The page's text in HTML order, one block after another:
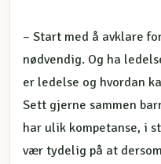
– Start med å avklare
nødvendig. Og ha
er ledelse og hvordan
Sett gjerne sammen
har ulik kompetanse, i
vær tydelig på at